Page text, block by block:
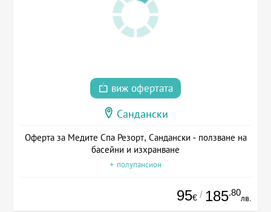
виж офертата
Сандански
Оферта за Медите Спа Резорт, Сандански - ползване на
басейни и изхранване
+ полупансион
95€ / 185.80
лв.